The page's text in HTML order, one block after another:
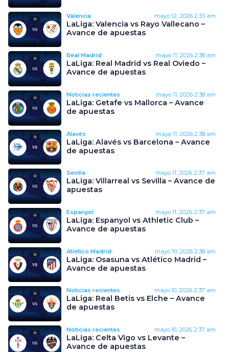
Valencia mayo 12, 2026 2:33 am
LaLiga: Valencia vs Rayo Vallecano –
Avance de apuestas
Real Madrid mayo 11, 2026 2:38 am
LaLiga: Real Madrid vs Real Oviedo –
Avance de apuestas
Noticias recientes mayo 11, 2026 2:38 am
LaLiga: Getafe vs Mallorca – Avance
de apuestas
Alavés mayo 11, 2026 2:38 am
LaLiga: Alavés vs Barcelona – Avance
de apuestas
Sevilla mayo 11, 2026 2:37 am
LaLiga: Villarreal vs Sevilla – Avance de
apuestas
Espanyol mayo 11, 2026 2:37 am
LaLiga: Espanyol vs Athletic Club –
Avance de apuestas
Atlético Madrid mayo 10, 2026 2:38 am
LaLiga: Osasuna vs Atlético Madrid –
Avance de apuestas
Noticias recientes mayo 10, 2026 2:37 am
LaLiga: Real Betis vs Elche – Avance
de apuestas
Noticias recientes mayo 10, 2026 2:37 am
LaLiga: Celta Vigo vs Levante –
Avance de apuestas